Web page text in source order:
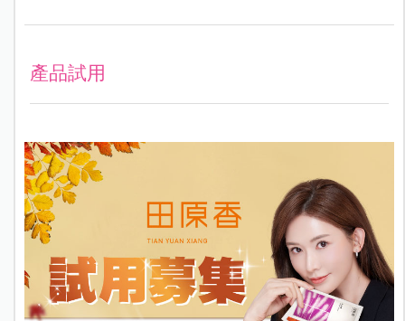
產品試用